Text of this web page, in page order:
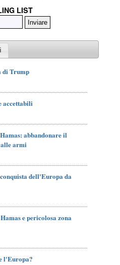
LIST
di Trump
accettabili
abbandonare il
alle armi
dell'Europa da
e pericolosa zona
l'Europa?